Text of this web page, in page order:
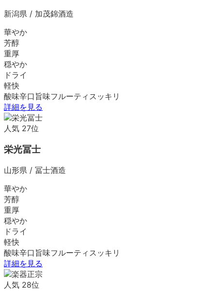
新潟県 / 加茂錦酒造
華やか
芳醇
重厚
穏やか
ドライ
軽快
酸味辛口 旨味フルーティ スッキリ
詳細を見る
人気 27位
栄光冨士
山形県 / 冨士酒造
華やか
芳醇
重厚
穏やか
ドライ
軽快
酸味辛口 旨味フルーティ スッキリ
詳細を見る
人気 28位